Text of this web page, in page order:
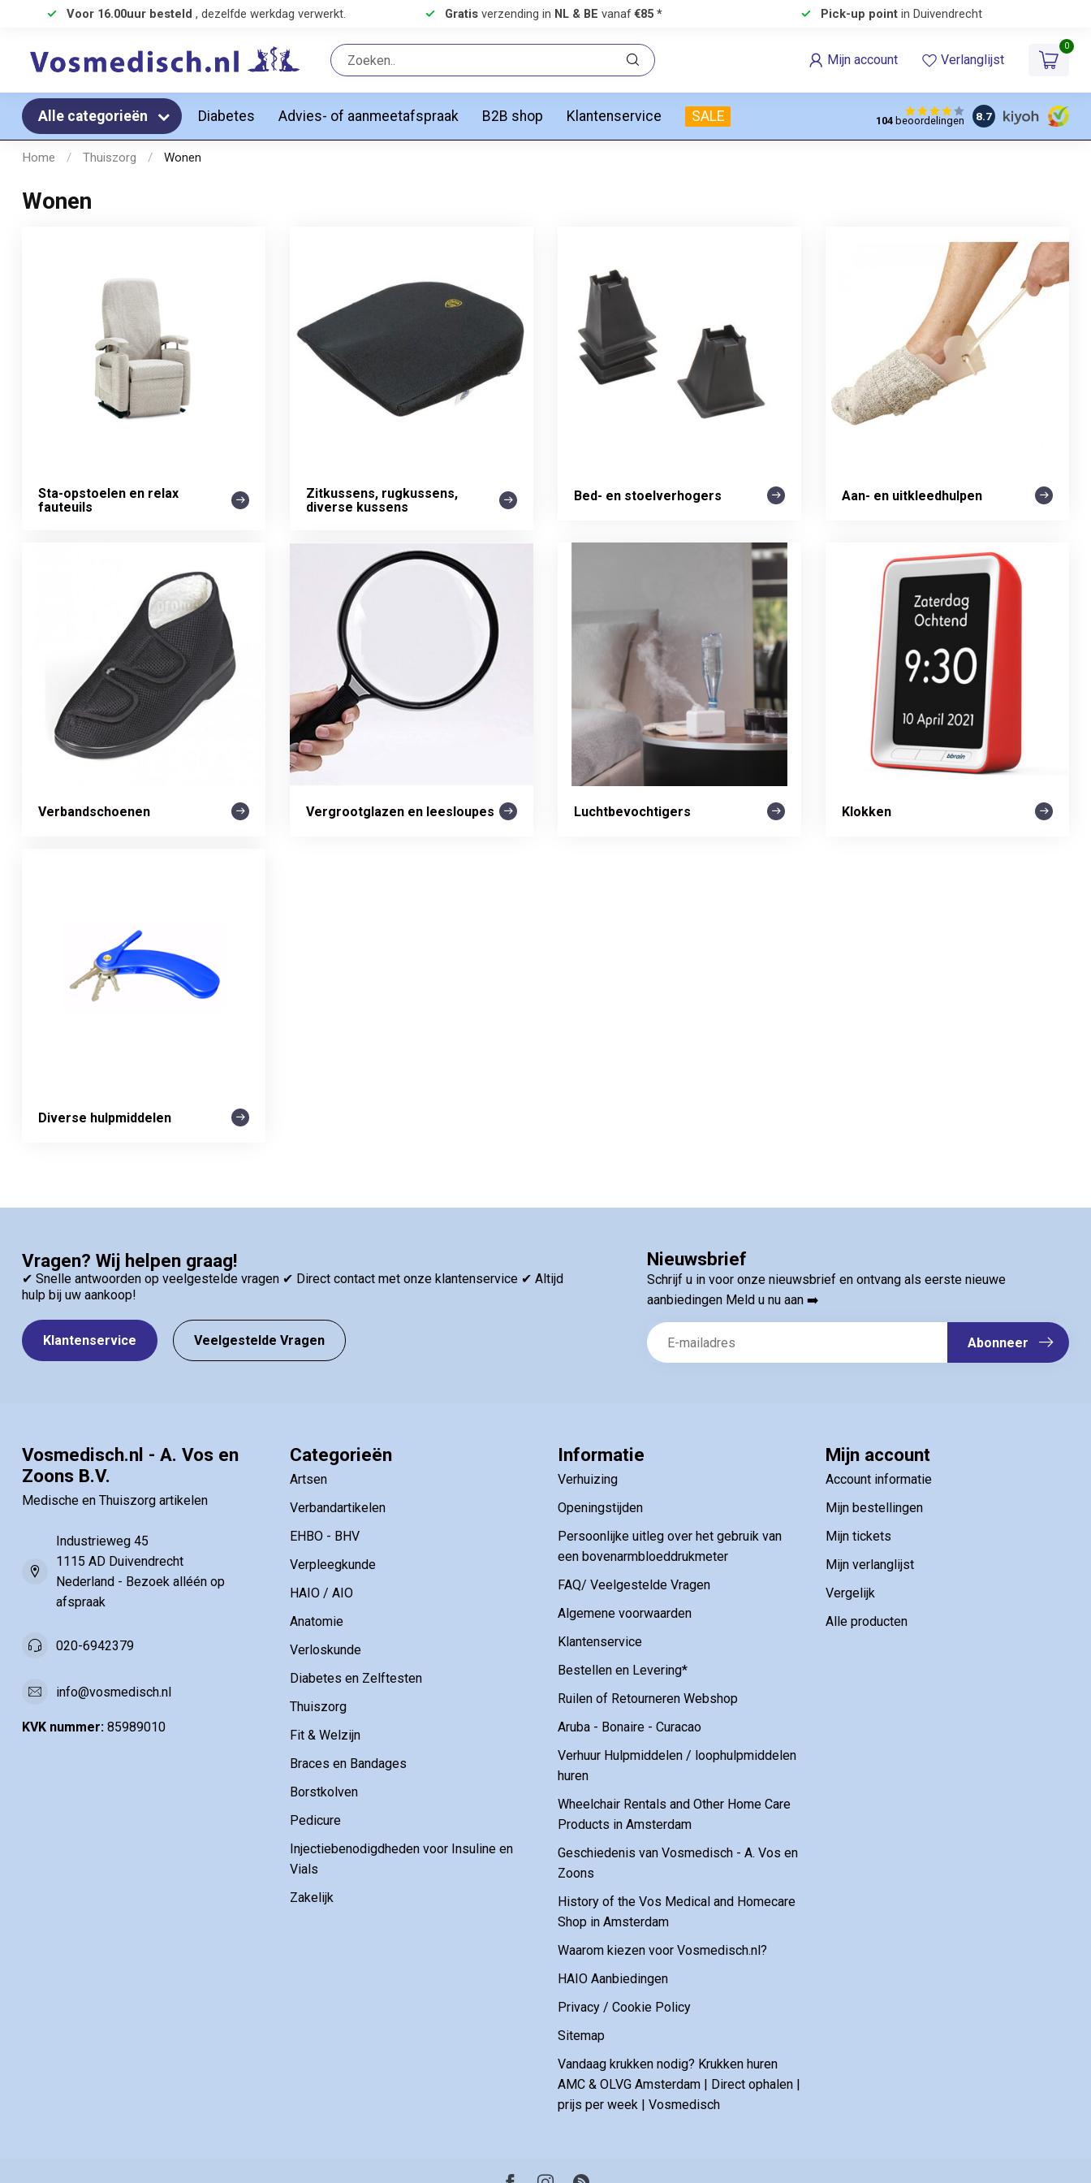
Voor 16.00uur besteld , dezelfde werkdag verwerkt. Gratis verzending in NL & BE vanaf€85 * Pick-up pointin Duivendrecht
Mijn account Verlanglijst
0
Alle categorieën Diabetes Advies- of aanmeetafspraak B2B shop Klantenservice SALE 104beoordelingen 8.7
Home / Thuiszorg / Wonen
Wonen
Sta-opstoelen en relax
fauteuils
Zitkussens, rugkussens,
diverse kussens
Bed- en stoelverhogers Aan- en uitkleedhulpen
Verbandschoenen Vergrootglazen en leesloupes Luchtbevochtigers Klokken
Diverse hulpmiddelen
Vragen? Wij helpen graag!
✔ Snelle antwoorden op veelgestelde vragen ✔ Direct contact met onze klantenservice ✔ Altijd
hulp bij uw aankoop!
Klantenservice Veelgestelde Vragen
Nieuwsbrief
Schrijf u in voor onze nieuwsbrief en ontvang als eerste nieuwe
aanbiedingen Meld u nu aan ➡️
Abonneer
Vosmedisch.nl - A. Vos en
Zoons B.V.
Medische en Thuiszorg artikelen
Industrieweg 45
1115 AD Duivendrecht
Nederland - Bezoek alléén op
afspraak
020-6942379
info@vosmedisch.nl
KVK nummer: 85989010
Categorieën
Artsen
Verbandartikelen
EHBO - BHV
Verpleegkunde
HAIO / AIO
Anatomie
Verloskunde
Diabetes en Zelftesten
Thuiszorg
Fit & Welzijn
Braces en Bandages
Borstkolven
Pedicure
Injectiebenodigdheden voor Insuline en
Vials
Zakelijk
Informatie
Verhuizing
Openingstijden
Persoonlijke uitleg over het gebruik van
een bovenarmbloeddrukmeter
FAQ/ Veelgestelde Vragen
Algemene voorwaarden
Klantenservice
Bestellen en Levering*
Ruilen of Retourneren Webshop
Aruba - Bonaire - Curacao
Verhuur Hulpmiddelen / loophulpmiddelen
huren
Wheelchair Rentals and Other Home Care
Products in Amsterdam
Geschiedenis van Vosmedisch - A. Vos en
Zoons
History of the Vos Medical and Homecare
Shop in Amsterdam
Waarom kiezen voor Vosmedisch.nl?
HAIO Aanbiedingen
Privacy / Cookie Policy
Sitemap
Vandaag krukken nodig? Krukken huren
AMC & OLVG Amsterdam | Direct ophalen |
prijs per week | Vosmedisch
Mijn account
Account informatie
Mijn bestellingen
Mijn tickets
Mijn verlanglijst
Vergelijk
Alle producten
Inschrijven
Uw korting is geldig bij een minimale bestelwaarde van €35,00